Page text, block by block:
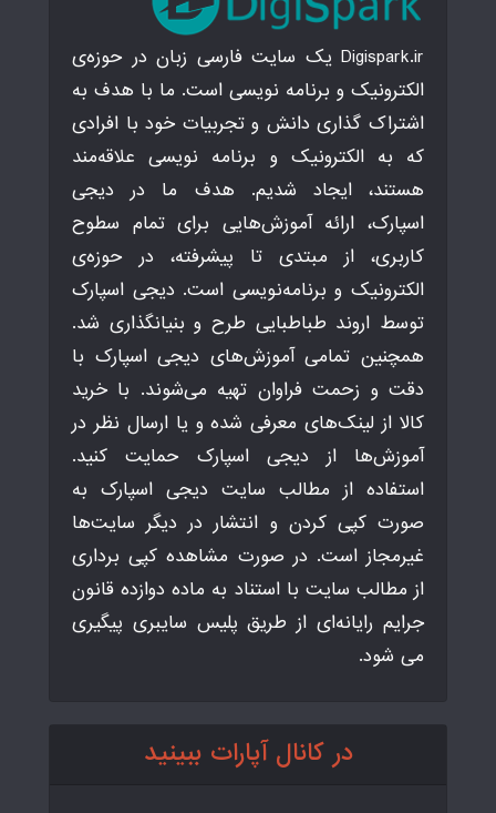
Digispark.ir یک سایت فارسی زبان در حوزه‌ی
الکترونیک و برنامه نویسی است. ما با هدف به
اشتراک گذاری دانش و تجربیات خود با افرادی
که به الکترونیک و برنامه نویسی علاقه‌مند
هستند، ایجاد شدیم. هدف ما در دیجی
اسپارک، ارائه آموزش‌هایی برای تمام سطوح
کاربری، از مبتدی تا پیشرفته، در حوزه‌ی
الکترونیک و برنامه‌نویسی است. دیجی اسپارک
توسط اروند طباطبایی طرح و بنیانگذاری شد.
همچنین تمامی آموزش‌های دیجی اسپارک با
دقت و زحمت فراوان تهیه می‌شوند. با خرید
کالا از لینک‌های معرفی شده و یا ارسال نظر در
آموزش‌ها از دیجی اسپارک حمایت کنید.
استفاده از مطالب سایت دیجی اسپارک به
صورت کپی کردن و انتشار در دیگر سایت‌ها
غیرمجاز است. در صورت مشاهده کپی برداری
از مطالب سایت با استناد به ماده دوازده قانون
جرایم رایانه‌ای از طریق پلیس سایبری پیگیری
می شود.
در کانال آپارات ببینید